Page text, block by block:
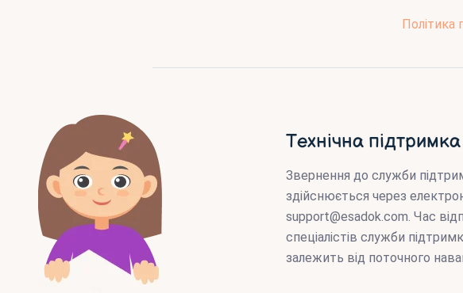
Політика
Технічна підтримка
Звернення до служби
здійснюється через
support@esadok.com. Час
спеціалістів служби
залежить від поточного